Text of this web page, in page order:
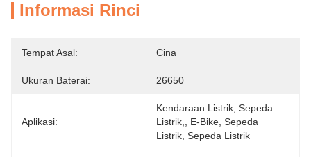
Informasi Rinci
Tempat Asal: Cina
Ukuran Baterai: 26650
Aplikasi:
Kendaraan Listrik, Sepeda
Listrik,, E-Bike, Sepeda
Listrik, Sepeda Listrik